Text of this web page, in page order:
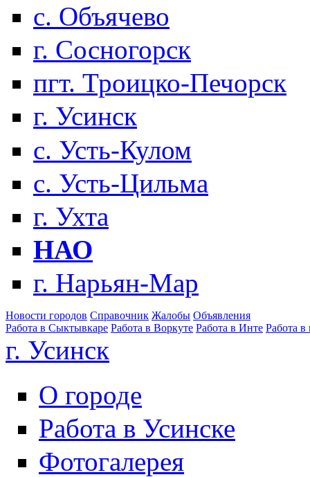
с. Объячево
г. Сосногорск
пгт. Троицко-Печорск
г. Усинск
с. Усть-Кулом
с. Усть-Цильма
г. Ухта
НАО
г. Нарьян-Мар
Новости городов Справочник Жалобы Объявления
Работа в Сыктывкаре Работа в Воркуте Работа в Инте Работа в
г. Усинск
О городе
Работа в Усинске
Фотогалерея